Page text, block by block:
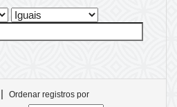
|
Ordenar registros por